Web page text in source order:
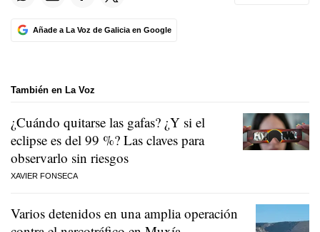
Añade a La Voz de Galicia en Google
También en La Voz
¿Cuándo quitarse las gafas? ¿Y si el
eclipse es del 99 %? Las claves para
observarlo sin riesgos
XAVIER FONSECA
Varios detenidos en una amplia operación